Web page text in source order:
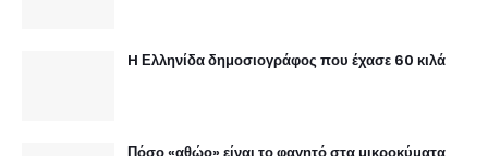
H Ελληνίδα δημοσιογράφος που έχασε 60 κιλά